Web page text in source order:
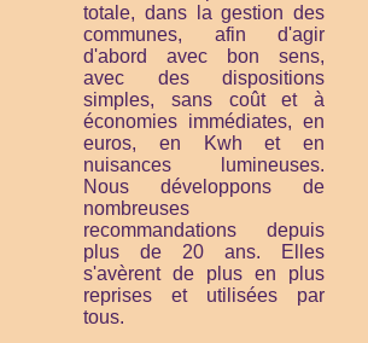
totale, dans la gestion des
communes, afin d'agir
d'abord avec bon sens,
avec des dispositions
simples, sans coût et à
économies immédiates, en
euros, en Kwh et en
nuisances lumineuses.
Nous développons de
nombreuses
recommandations depuis
plus de 20 ans. Elles
s'avèrent de plus en plus
reprises et utilisées par
tous.